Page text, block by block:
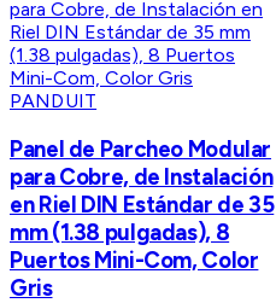
PANDUIT
Panel de Parcheo Modular
para Cobre, de Instalación
en Riel DIN Estándar de 35
mm (1.38 pulgadas), 8
Puertos Mini-Com, Color
Gris